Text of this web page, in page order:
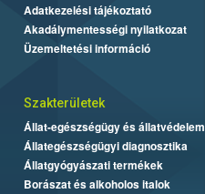
Adatkezelési tájékoztató
Akadálymentességi nyilatkozat
Üzemeltetési információ
Szakterületek
Állat-egészségügy és állatvédelem
Állategészségügyi diagnosztika
Állatgyógyászati termékek
Borászat és alkoholos italok